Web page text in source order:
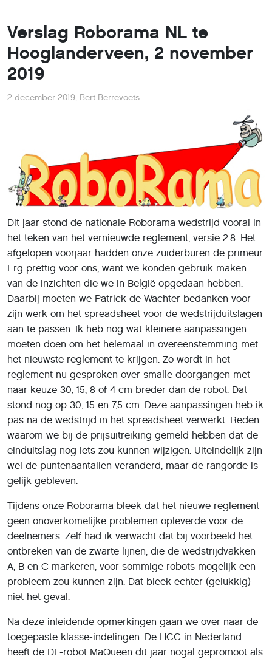
Verslag Roborama NL te
Hooglanderveen, 2 november
2019
2 december 2019, Bert Berrevoets
Dit jaar stond de nationale Roborama wedstrijd vooral in
het teken van het vernieuwde reglement, versie 2.8. Het
afgelopen voorjaar hadden onze zuiderburen de primeur.
Erg prettig voor ons, want we konden gebruik maken
van de inzichten die we in België opgedaan hebben.
Daarbij moeten we Patrick de Wachter bedanken voor
zijn werk om het spreadsheet voor de wedstrijduitslagen
aan te passen. Ik heb nog wat kleinere aanpassingen
moeten doen om het helemaal in overeenstemming met
het nieuwste reglement te krijgen. Zo wordt in het
reglement nu gesproken over smalle doorgangen met
naar keuze 30, 15, 8 of 4 cm breder dan de robot. Dat
stond nog op 30, 15 en 7,5 cm. Deze aanpassingen heb ik
pas na de wedstrijd in het spreadsheet verwerkt. Reden
waarom we bij de prijsuitreiking gemeld hebben dat de
einduitslag nog iets zou kunnen wijzigen. Uiteindelijk zijn
wel de puntenaantallen veranderd, maar de rangorde is
gelijk gebleven.
Tijdens onze Roborama bleek dat het nieuwe reglement
geen onoverkomelijke problemen opleverde voor de
deelnemers. Zelf had ik verwacht dat bij voorbeeld het
ontbreken van de zwarte lijnen, die de wedstrijdvakken
A, B en C markeren, voor sommige robots mogelijk een
probleem zou kunnen zijn. Dat bleek echter (gelukkig)
niet het geval.
Na deze inleidende opmerkingen gaan we over naar de
toegepaste klasse-indelingen. De HCC in Nederland
heeft de DF-robot MaQueen dit jaar nogal gepromoot als